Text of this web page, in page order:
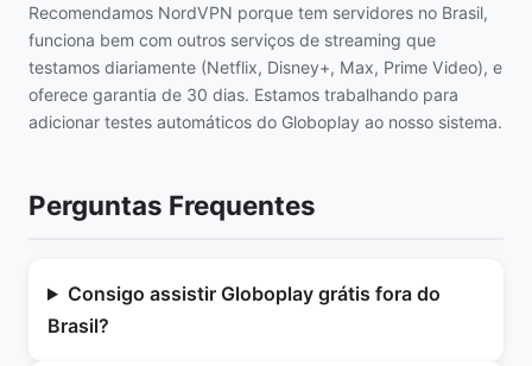
Recomendamos NordVPN porque tem servidores no Brasil,
funciona bem com outros serviços de streaming que
testamos diariamente (Netflix, Disney+, Max, Prime Video), e
oferece garantia de 30 dias. Estamos trabalhando para
adicionar testes automáticos do Globoplay ao nosso sistema.
Perguntas Frequentes
Consigo assistir Globoplay grátis fora do
Brasil?